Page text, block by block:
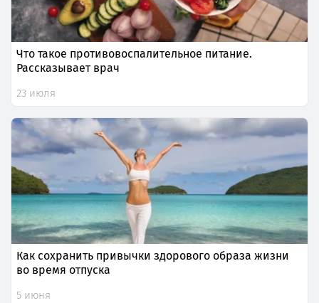
Что такое противовоспалительное питание.
Рассказывает врач
23 июля
Как сохранить привычки здорового образа жизни
во время отпуска
5 июня